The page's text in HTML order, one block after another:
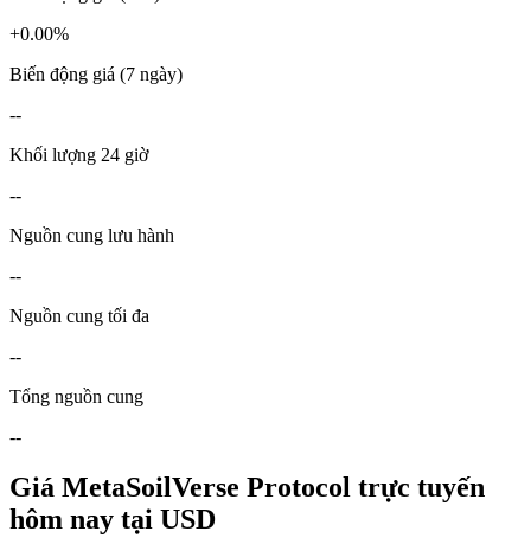
+0.00%
Biến động giá (7 ngày)
--
Khối lượng 24 giờ
--
Nguồn cung lưu hành
--
Nguồn cung tối đa
--
Tổng nguồn cung
--
Giá MetaSoilVerse Protocol trực tuyến
hôm nay tại USD